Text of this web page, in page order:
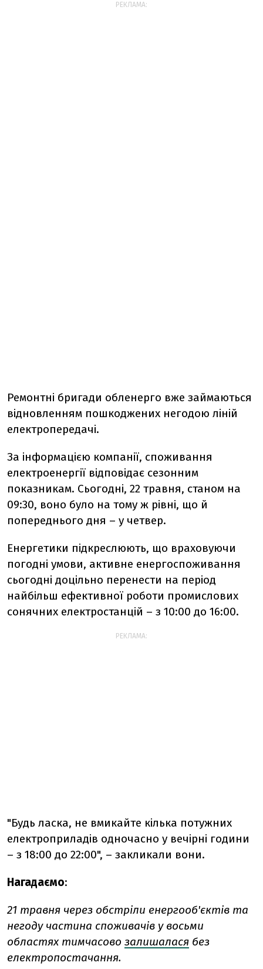
РЕКЛАМА:
Ремонтні бригади обленерго вже займаються
відновленням пошкоджених негодою ліній
електропередачі.
За інформацією компанії, споживання
електроенергії відповідає сезонним
показникам. Сьогодні, 22 травня, станом на
09:30, воно було на тому ж рівні, що й
попереднього дня – у четвер.
Енергетики підкреслюють, що враховуючи
погодні умови, активне енергоспоживання
сьогодні доцільно перенести на період
найбільш ефективної роботи промислових
сонячних електростанцій – з 10:00 до 16:00.
РЕКЛАМА:
"Будь ласка, не вмикайте кілька потужних
електроприладів одночасно у вечірні години
– з 18:00 до 22:00", – закликали вони.
Нагадаємо:
21 травня через обстріли енергооб'єктів та
негоду частина споживачів у восьми
областях тимчасово залишалася без
електропостачання.